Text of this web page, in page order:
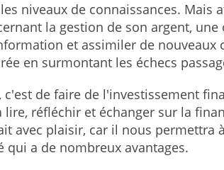
niveaux de connaissances. Mais
la gestion de son argent, une
et assimiler de nouveaux
en surmontant les échecs
de faire de l'investissement
réfléchir et échanger sur la
avec plaisir, car il nous permettra
qui a de nombreux avantages.